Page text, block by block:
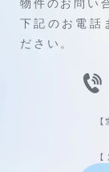
物件のお問い
下記のお電話
ださい。